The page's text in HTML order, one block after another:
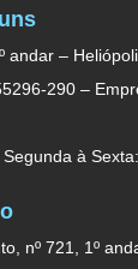
andar –
290 –
à
nº 721, 1º